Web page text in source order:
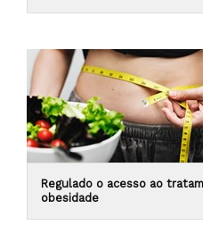
Regulado o acesso ao
obesidade